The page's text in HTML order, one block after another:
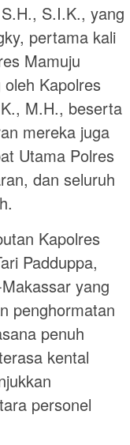
S.I.K., yang
pertama kali
Mamuju
Kapolres
M.H., beserta
mereka juga
Utama Polres
dan seluruh
Kapolres
Padduppa,
yang
penghormatan
penuh
kental
personel